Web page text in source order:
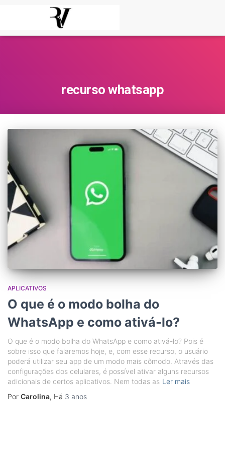
recurso whatsapp
APLICATIVOS
O que é o modo bolha do
WhatsApp e como ativá-lo?
O que é o modo bolha do WhatsApp e como ativá-lo? Pois é
sobre isso que falaremos hoje, e, com esse recurso, o usuário
poderá utilizar seu app de um modo mais cômodo. Através das
configurações dos celulares, é possível ativar alguns recursos
adicionais de certos aplicativos. Nem todas as Ler mais
Por Carolina, Há 3 anos